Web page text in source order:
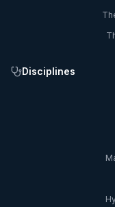
Disciplines